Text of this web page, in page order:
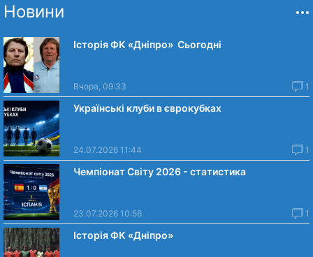
Новини
Історія ФК «Дніпро» Сьогодні
Вчора, 09:33 1
Українські клуби в єврокубках
24.07.2026 11:44 1
Чемпіонат Світу 2026 - статистика
23.07.2026 10:56 1
Історія ФК «Дніпро»